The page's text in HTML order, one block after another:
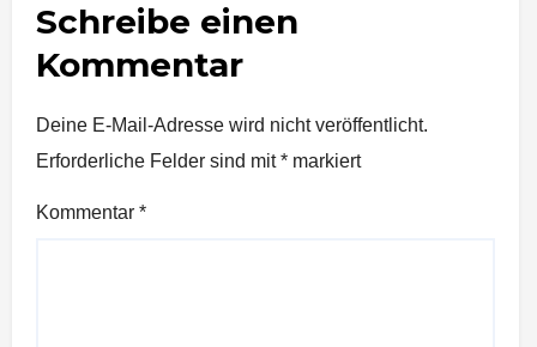
Schreibe einen
Kommentar
Deine E-Mail-Adresse wird nicht veröffentlicht.
Erforderliche Felder sind mit* markiert
Kommentar *